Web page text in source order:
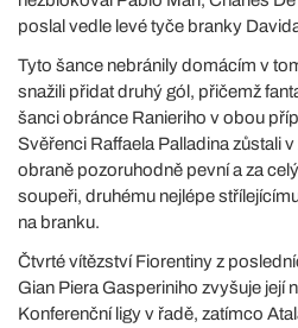
poslal vedle levé tyče branky
Tyto šance nebránily domácím v
snažili přidat druhý gól, přičemž
šanci obránce Ranieriho v obou
Svěřenci Raffaela Palladina zůstali
obraně pozoruhodně pevní a za
soupeři, druhému nejlépe
na branku.
Čtvrté vítězství Fiorentiny z
Gian Piera Gasperiniho zvyšuje její
Konferenční ligy v řadě, zatímco